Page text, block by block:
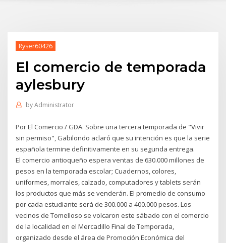
Ryser60426
El comercio de temporada
aylesbury
byAdministrator
Por El Comercio / GDA. Sobre una tercera temporada de "Vivir
sin permiso", Gabilondo aclaró que su intención es que la serie
española termine definitivamente en su segunda entrega.
El comercio antioqueño espera ventas de 630.000 millones de
pesos en la temporada escolar; Cuadernos, colores,
uniformes, morrales, calzado, computadores y tablets serán
los productos que más se venderán. El promedio de consumo
por cada estudiante será de 300.000 a 400.000 pesos. Los
vecinos de Tomelloso se volcaron este sábado con el comercio
de la localidad en el Mercadillo Final de Temporada,
organizado desde el área de Promoción Económica del